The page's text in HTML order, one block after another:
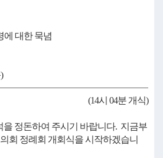
에 대한 묵념
(14시 04분 개식)
정돈하여 주시기 바랍니다. 지금부
회 정례회 개회식을 시작하겠습니